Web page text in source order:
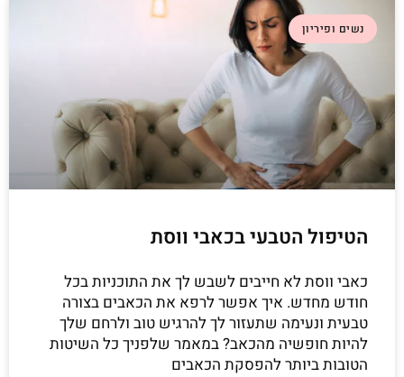
נשים ופיריון
הטיפול הטבעי בכאבי ווסת
כאבי ווסת לא חייבים לשבש לך את התוכניות בכל
חודש מחדש. איך אפשר לרפא את הכאבים בצורה
טבעית ונעימה שתעזור לך להרגיש טוב ולרחם שלך
להיות חופשיה מהכאב? במאמר שלפניך כל השיטות
הטובות ביותר להפסקת הכאבים